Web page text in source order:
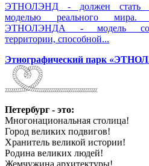
ЭТНОЛЭНД - должен стать
моделью реального
ЭТНОЛЭНДА - модель
территории, способной...
Этнографический парк
Петербург - это:
Многонациональная столица!
Город великих подвигов!
Хранитель великой истории!
Родина великих людей!
Жемчужина архитектуры!